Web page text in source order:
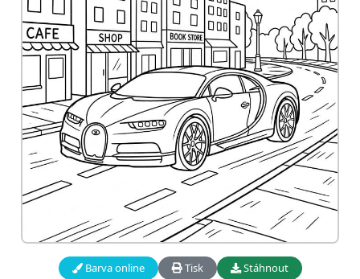
Barva online Tisk Stáhnout